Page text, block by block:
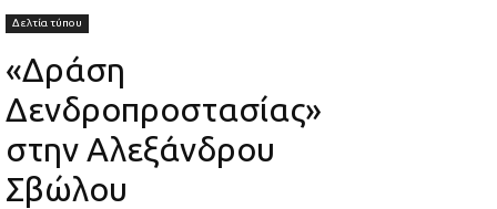
Δελτία τύπου
«Δράση
Δενδροπροστασίας»
στην Αλεξάνδρου
Σβώλου